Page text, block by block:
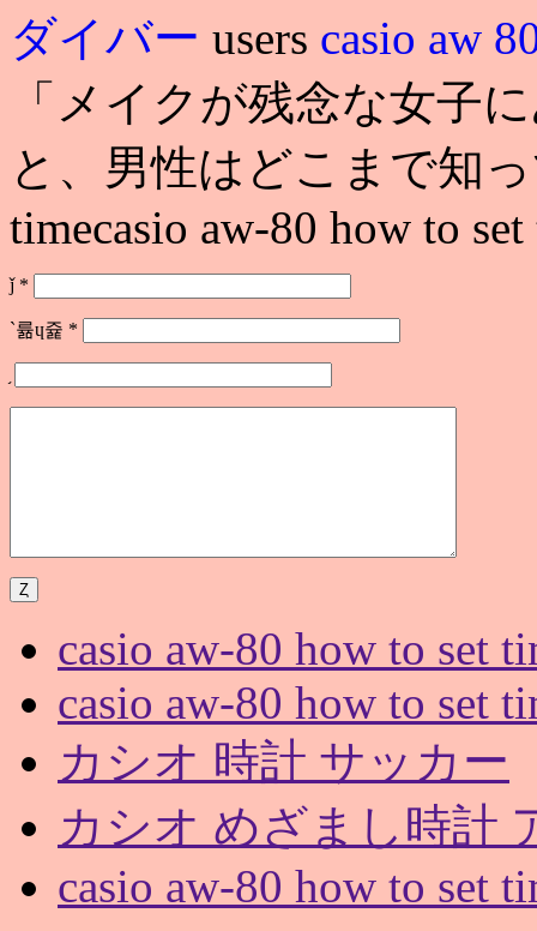
ダイバー users casio aw
「メイクが残念な女子
と、男性はどこまで知っ
timecasio aw-80 how to
ǰ *
`륢ɥ쥹 *
casio aw-80 how to set
casio aw-80 how to set
カシオ 時計 サッカー
カシオ めざまし時計
casio aw-80 how to set